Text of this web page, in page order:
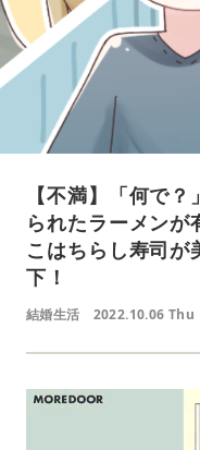
【不満】「何で
られたラーメンが
こはちらし寿司が
下！
結婚生活 2022.10.06 Thu